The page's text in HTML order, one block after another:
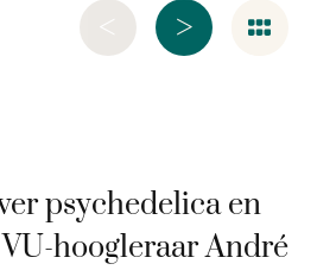
>
<
psychedelica en
hoogleraar André